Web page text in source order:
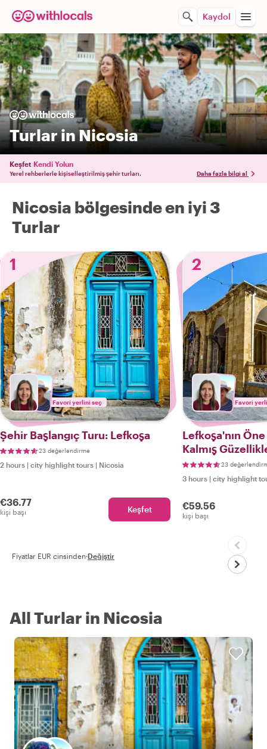
Kaydol
Turlar in Nicosia
Keşfet Kendi Yolun
Yerel rehberlerle kişiselleştirilmiş şehir turları. Daha fazla bilgi al
Nicosia bölgesinde en iyi 3
Turlar
1
Favori yerlini seç
Şehir Başlangıç Turu: Lefkoşa
23 değerlendirme
2 hours | city highlight tours | Nicosia
€36.77
kişi başı Keşfet
2
Favori
Lefkoşa'nın
Kalmış
23
3 hours | city highlight
€59.56
kişi başı
Fiyatlar EUR cinsinden·Değiştir
All Turlar in Nicosia